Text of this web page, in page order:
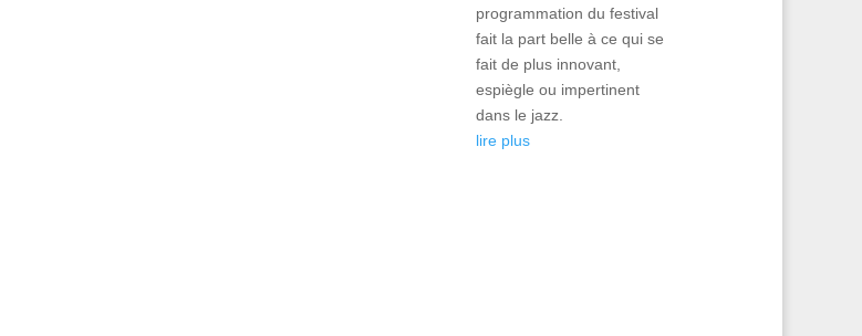
programmation du festival
fait la part belle à ce qui se
fait de plus innovant,
espiègle ou impertinent
dans le jazz.
lire plus